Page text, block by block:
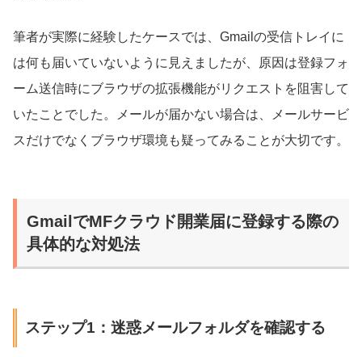
筆者が実際に経験したケースでは、Gmailの受信トレイに
は何も届いていないように見えましたが、原因は登録フォ
ーム送信時にブラウザの拡張機能がリクエストを阻害して
いたことでした。メールが届かない場合は、メールサービ
スだけでなくブラウザ環境も疑ってみることが大切です。
GmailでMFクラウド開業届に登録する際の
具体的な対処法
ステップ1：迷惑メールフォルダを確認する